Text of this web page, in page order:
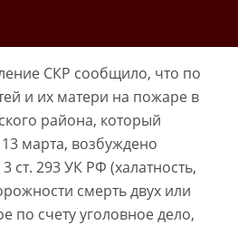
СКР сообщило, что по
и их матери на пожаре в
района, который
марта, возбуждено
ст. 293 УК РФ (халатность,
смерть двух или
по счету уголовное дело,